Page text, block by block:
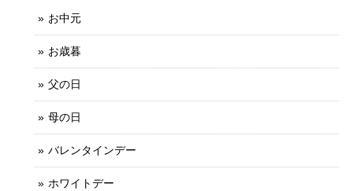
お中元
お歳暮
父の日
母の日
バレンタインデー
ホワイトデー